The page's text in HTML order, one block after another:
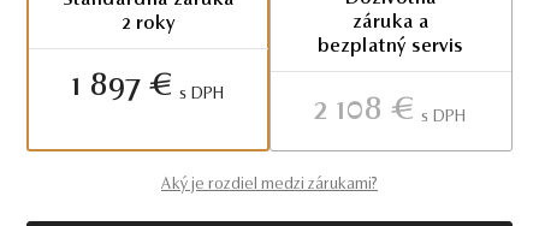
2 roky
1 897 € S DPH
záruka a
bezplatný servis
2 108 € S DPH
Aký je rozdiel medzi zárukami?